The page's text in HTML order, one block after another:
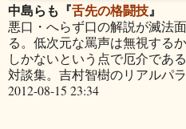
中島らも『舌先の格闘技』
悪口・へらず口の解説が滅法
る。低次元な罵声は無視する
しかないという点で厄介であ
対談集。吉村智樹のリアルパ
2012-08-15 23:34